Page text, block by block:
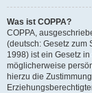
Was ist COPPA?
COPPA,
(deutsch: Gesetz zum
1998) ist ein Gesetz
möglicherweise
hierzu die